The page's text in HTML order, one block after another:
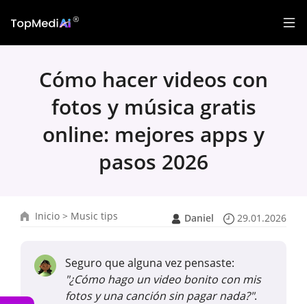
Cómo hacer videos con
fotos y música gratis
online: mejores apps y
pasos 2026
Inicio > Music tips Daniel 29.01.2026
Seguro que alguna vez pensaste:
"¿Cómo hago un video bonito con mis
fotos y una canción sin pagar nada?".